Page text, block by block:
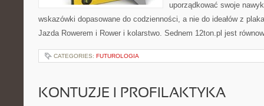
uporządkować swoje
wskazówki dopasowane do codzienności, a nie do ideałów z
Jazda Rowerem i Rower i kolarstwo. Sednem 12ton.pl jest
CATEGORIES: FUTUROLOGIA
KONTUZJE I PROFILAKTYKA